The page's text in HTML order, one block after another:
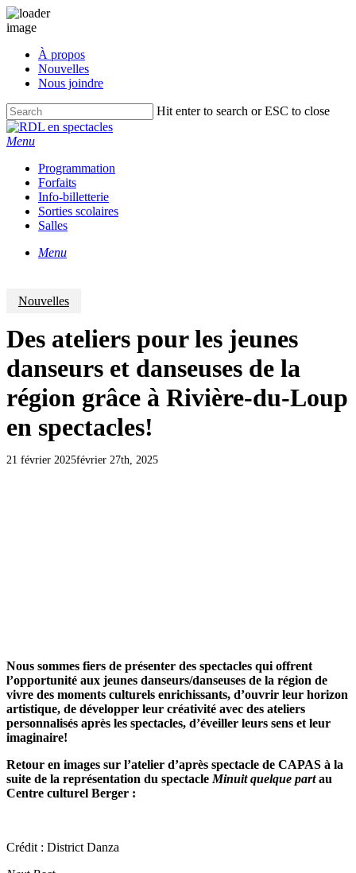
main
content
À propos
Nouvelles
Nous joindre
Hit enter to search or ESC to close
Close
Search
Menu
Programmation
Forfaits
Info-billetterie
Sorties scolaires
Salles
Menu
Nouvelles
Des ateliers pour les jeunes
danseurs et danseuses de la
région grâce à Rivière-du-Loup
en spectacles!
21 février 2025février 27th, 2025
Nous sommes fiers de présenter des spectacles qui offrent
l’opportunité aux jeunes danseurs/danseuses de la région de
vivre des moments culturels enrichissants, d’ouvrir leur horizon
artistique, de développer leur créativité avec des ateliers
personnalisés après les spectacles, d’éveiller leurs sens et leur
imaginaire!
Retour en images sur l’atelier d’après spectacle de CAPAS à la
suite de la représentation du spectacleMinuit quelque partau
Centre culturel Berger :
Crédit : District Danza